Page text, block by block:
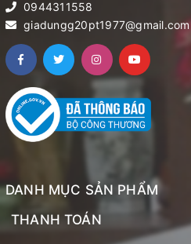
0944311558
giadungg20pt1977@gmail.com
DANH MỤC SẢN PHẨM
THANH TOÁN